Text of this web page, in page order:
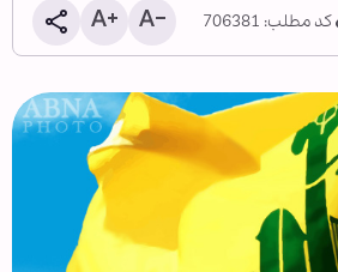
کد مطلب: 706381